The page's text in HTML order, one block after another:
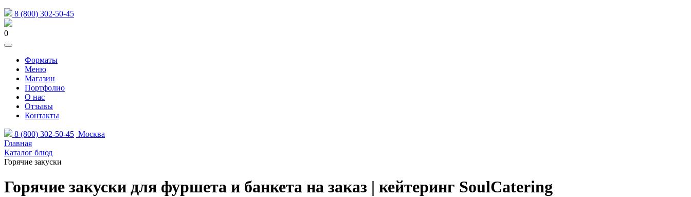
8 (800) 302-50-45
0
Форматы
Меню
Магазин
Портфолио
О нас
Отзывы
Контакты
8 (800) 302-50-45 Москва
Главная
Каталог блюд
Горячие закуски
Горячие закуски для фуршета и банкета на заказ | кейтеринг SoulCatering